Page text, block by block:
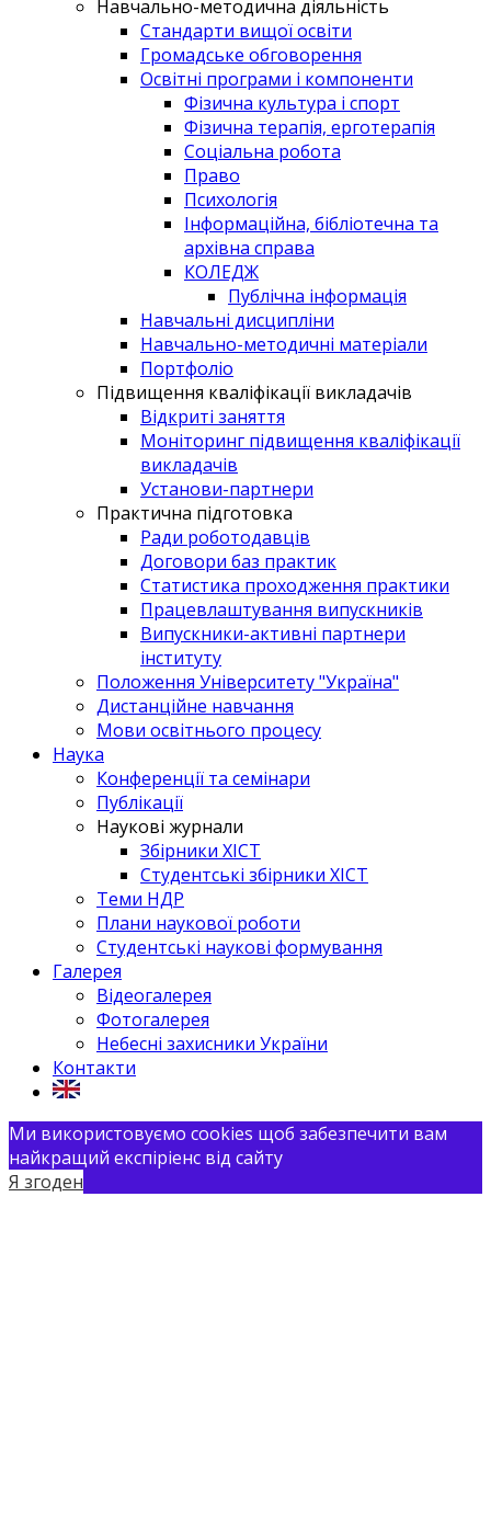
Навчально-методична діяльність
Стандарти вищої освіти
Громадське обговорення
Освітні програми і компоненти
Фізична культура і спорт
Фізична терапія, ерготерапія
Соціальна робота
Право
Психологія
Інформаційна, бібліотечна та
архівна справа
КОЛЕДЖ
Публічна інформація
Навчальні дисципліни
Навчально-методичні матеріали
Портфоліо
Підвищення кваліфікації викладачів
Відкриті заняття
Моніторинг підвищення кваліфікації
викладачів
Установи-партнери
Практична підготовка
Ради роботодавців
Договори баз практик
Статистика проходження практики
Працевлаштування випускників
Випускники-активні партнери
інституту
Положення Університету "Україна"
Дистанційне навчання
Мови освітнього процесу
Наука
Конференції та семінари
Публікації
Наукові журнали
Збірники ХІСТ
Студентські збірники ХІСТ
Теми НДР
Плани наукової роботи
Студентські наукові формування
Галерея
Відеогалерея
Фотогалерея
Небесні захисники України
Контакти
Ми використовуємо cookies щоб забезпечити вам
найкращий експіріенс від сайту
Я згоден